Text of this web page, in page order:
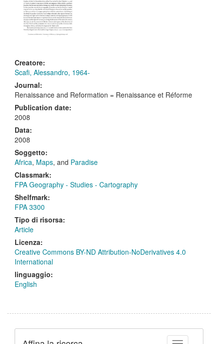
Creatore:
Scafi, Alessandro, 1964-
Journal:
Renaissance and Reformation = Renaissance et Réforme
Publication date:
2008
Data:
2008
Soggetto:
Africa, Maps, and Paradise
Classmark:
FPA Geography - Studies - Cartography
Shelfmark:
FPA 3300
Tipo di risorsa:
Article
Licenza:
Creative Commons BY-ND Attribution-NoDerivatives 4.0
International
linguaggio:
English